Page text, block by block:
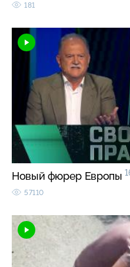
181
Новый фюрер Европы
57110